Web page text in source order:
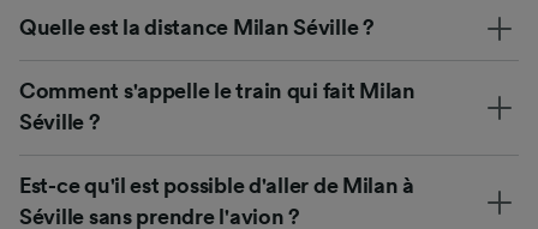
Quelle est la distance Milan Séville ?
Comment s'appelle le train qui fait Milan
Séville ?
Est-ce qu'il est possible d'aller de Milan à
Séville sans prendre l'avion ?